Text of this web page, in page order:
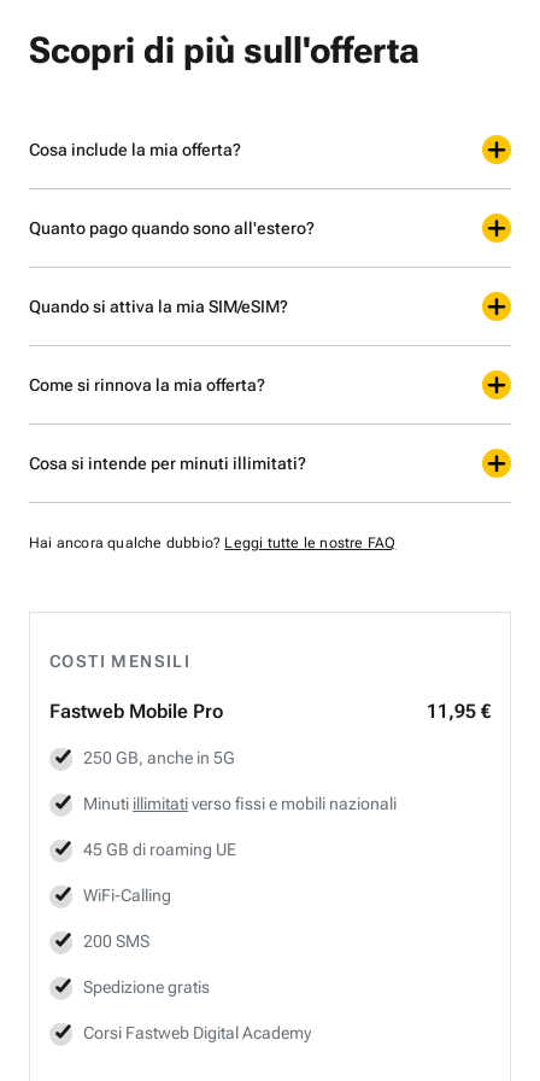
COSTI MENSILI
Fastweb Mobile Pro 11,95 €
250 GB, anche in 5G
Minuti illimitativerso fissi e mobili nazionali
45 GB di roaming UE
WiFi-Calling
200 SMS
Spedizione gratis
Corsi Fastweb Digital Academy
Scopri di più sull'offerta
Cosa include la mia offerta?
Quanto pago quando sono all'estero?
Quando si attiva la mia SIM/eSIM?
Come si rinnova la mia offerta?
Cosa si intende per minuti illimitati?
Hai ancora qualche dubbio? Leggi tutte le nostre FAQ